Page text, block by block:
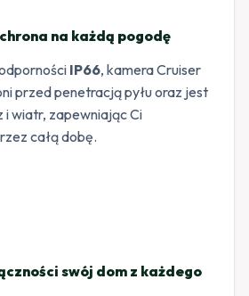
na każdą pogodę
IP66, kamera Cruiser
przed penetracją pyłu oraz jest
i wiatr, zapewniając Ci
całą dobę.
swój dom z każdego